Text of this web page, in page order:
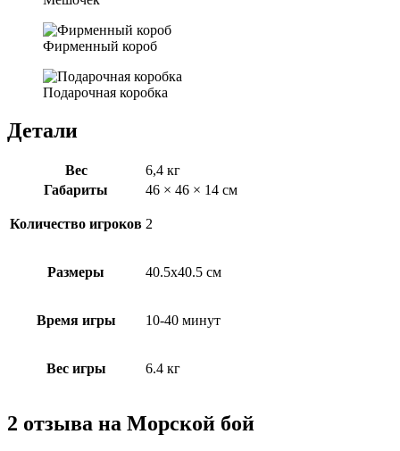
Фирменный короб
Подарочная коробка
Детали
Вес
6,4 кг
Габариты
46 × 46 × 14 см
Количество игроков 2
Размеры 40.5х40.5 см
Время игры 10-40 минут
Вес игры 6.4 кг
2 отзыва на Морской бой